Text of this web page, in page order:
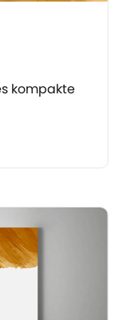
kompakte